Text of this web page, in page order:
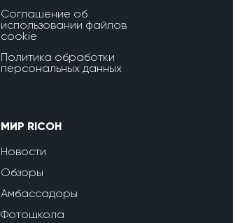
Соглашение об
использовании файлов
cookie
Политика обработки
персональных данных
МИР RICOH
Новости
Обзоры
Амбассадоры
Фотошкола